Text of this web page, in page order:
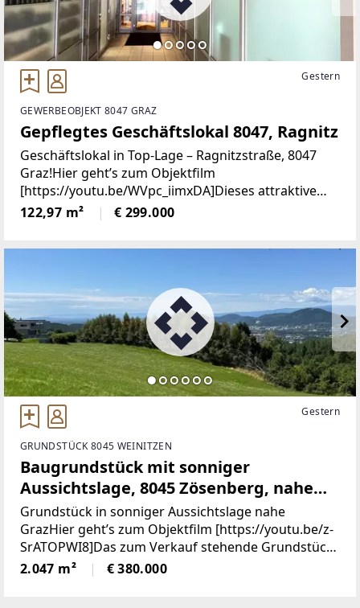
Gestern
GEWERBEOBJEKT 8047 GRAZ
Gepflegtes Geschäftslokal 8047, Ragnitz
Geschäftslokal in Top-Lage – Ragnitzstraße, 8047
Graz!Hier geht’s zum Objektfilm
[https://youtu.be/WVpc_iimxDA]Dieses attraktive
Erdgeschosslokal aus dem Baujahr 2000 bietet eine
hervorragende Gelegenheit für Unternehmer oder
122,97 m² € 299.000
Gestern
GRUNDSTÜCK 8045 WEINITZEN
Baugrundstück mit sonniger
Aussichtslage, 8045 Zösenberg, nahe
Graz!
Grundstück in sonniger Aussichtslage nahe
GrazHier geht’s zum Objektfilm [https://youtu.be/z-
SrATOPWI8]Das zum Verkauf stehende Grundstück
umfasst eine Gesamtfläche von ca. 2.047 m² und ist
als reines Wohngebiet mit einer Baudichte von
2.047 m² € 380.000